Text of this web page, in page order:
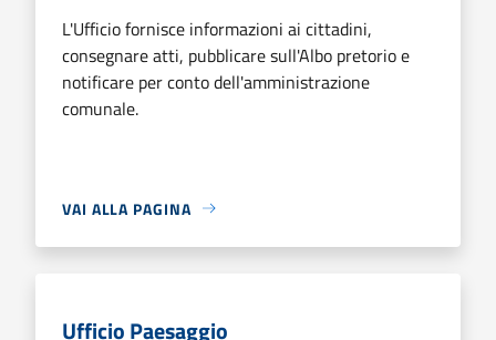
L'Ufficio fornisce informazioni ai cittadini,
consegnare atti, pubblicare sull'Albo pretorio e
notificare per conto dell'amministrazione
comunale.
VAI ALLA PAGINA
Ufficio Paesaggio